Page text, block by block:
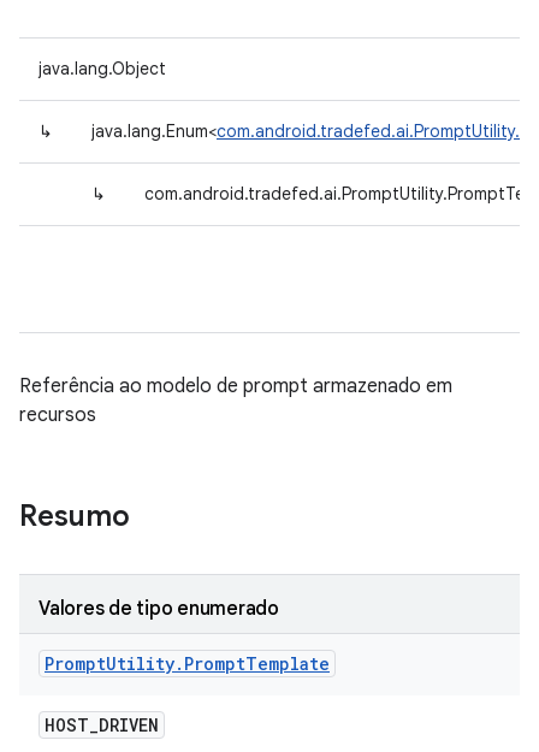
java.lang.Object
↳ java.lang.Enum<
↳
Referência ao modelo de prompt armazenado em
recursos
Resumo
Valores de tipo enumerado
PromptUtility. PromptTemplate
HOST_DRIVEN